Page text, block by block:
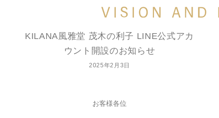
KILANA風雅堂 茂木の利子 LINE公式アカ
ウント開設のお知らせ
2025年2月3日
お客様各位